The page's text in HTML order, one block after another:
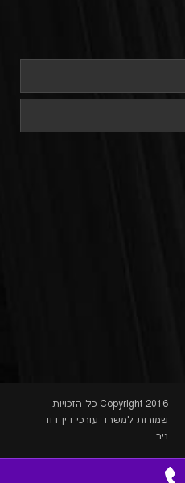
Copyright 2016 כל הזכויות
שמורות למשרד עורכי דין דוד
ניר